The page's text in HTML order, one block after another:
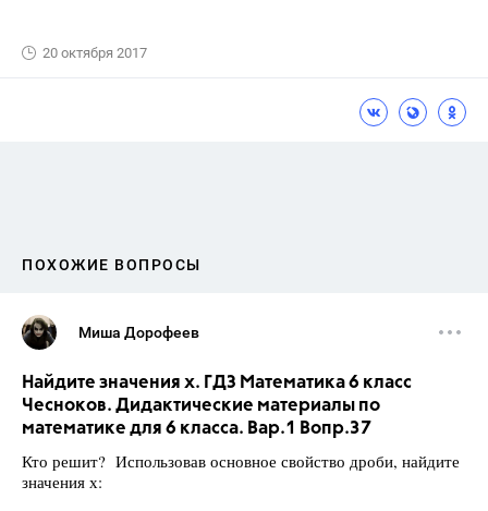
20 октября 2017
ПОХОЖИЕ ВОПРОСЫ
Миша Дорофеев
Найдите значения х. ГДЗ Математика 6 класс
Чесноков. Дидактические материалы по
математике для 6 класса. Вар.1 Вопр.37
Кто решит? Использовав основное свойство дроби, найдите
значения х: